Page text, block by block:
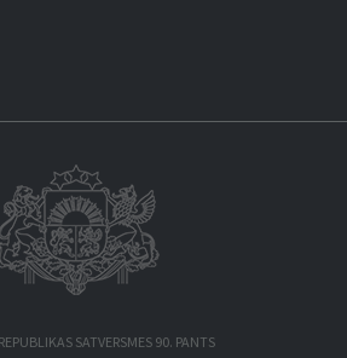
SATVERSMES 90. PANTS